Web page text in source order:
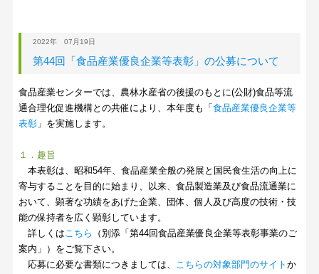
2022年 07月19日
第44回「食品産業優良企業等表彰」の公募について
食品産業センターでは、農林水産省の後援のもとに(公財)食品等流
通合理化促進機構との共催により、本年度も「食品産業優良企業等
表彰 」を実施します。
１．趣旨
本表彰は、昭和54年、食品産業全般の発展と国民食生活の向上に
寄与することを目的に始まり、以来、食品製造業及び食品流通業に
おいて、顕著な功績をあげた企業、団体、個人及び高度の技術・技
能の保持者を広く顕彰しています。
詳しくはこちら
（別添「第44回食品産業優良企業等表彰事業のご
案内」）をご覧下さい。
応募に必要な書類につきましては、 こちらの対象部門のサイトか